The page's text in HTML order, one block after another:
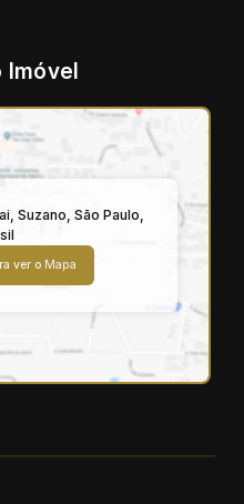
Imóvel
, Suzano, São Paulo,
ver o Mapa